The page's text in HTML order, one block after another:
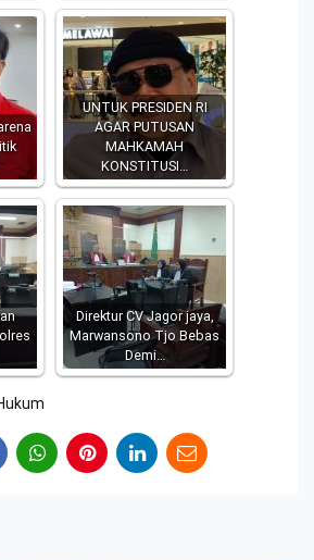
UNTUK PRESIDEN RI
AGAR PUTUSAN
MAHKAMAH
KONSTITUSI…
Direktur CV Jagor jaya,
Marwansono Tjo Bebas
Demi…